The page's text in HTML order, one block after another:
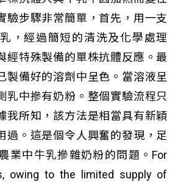
驗步驟非常簡單，首先，用一支
，經過簡短的清洗及化學處理
經特殊製備的單株抗體反應。最
製備好的溶劑中呈色。當溶液呈
乳中摻有奶粉。整個實驗流程只
我所知，該方法是相當具有新穎
過。這是個令人興奮的發現，足
業中牛乳摻雜奶粉的問題。For
owing to the limited supply of